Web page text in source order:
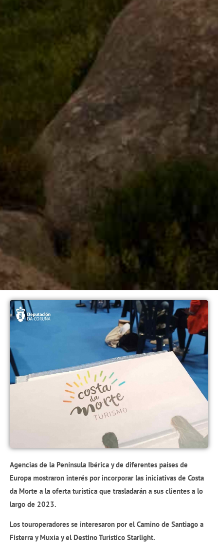
Agencias de la Península Ibérica y de diferentes países de
Europa mostraron interés por incorporar las iniciativas de Costa
da Morte a la oferta turística que trasladarán a sus clientes a lo
largo de 2023.
Los touroperadores se interesaron por el Camino de Santiago a
Fisterra y Muxía y el Destino Turístico Starlight.